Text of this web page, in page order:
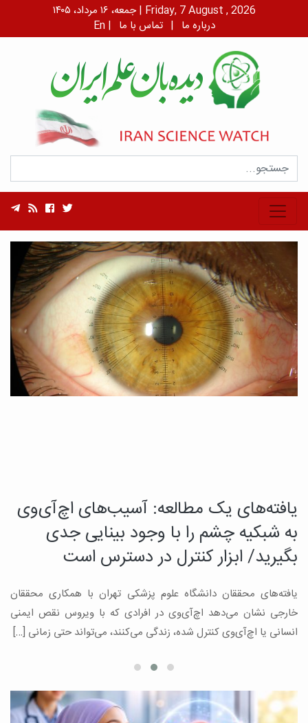
جمعه، ۱۶ مرداد، ۱۴۰۵ | Friday, 7 August , 2026
En | درباره ما | تماس با ما
یافته‌های یک مطالعه: آسیب‌های اچ‌آی‌وی
به شبکیه چشم را با وجود بینایی جدی
بگیرید/ ابزار کنترل در دسترس است
یافته‌های محققان دانشگاه علوم پزشکی تهران با همکاری محققان
خارجی نشان می‌دهد اچ‌آی‌وی در افرادی که با ویروس نقص ایمنی
انسانی یا اچ‌آی‌وی کنترل شده، زندگی می‌کنند، می‌تواند حتی زمانی […]